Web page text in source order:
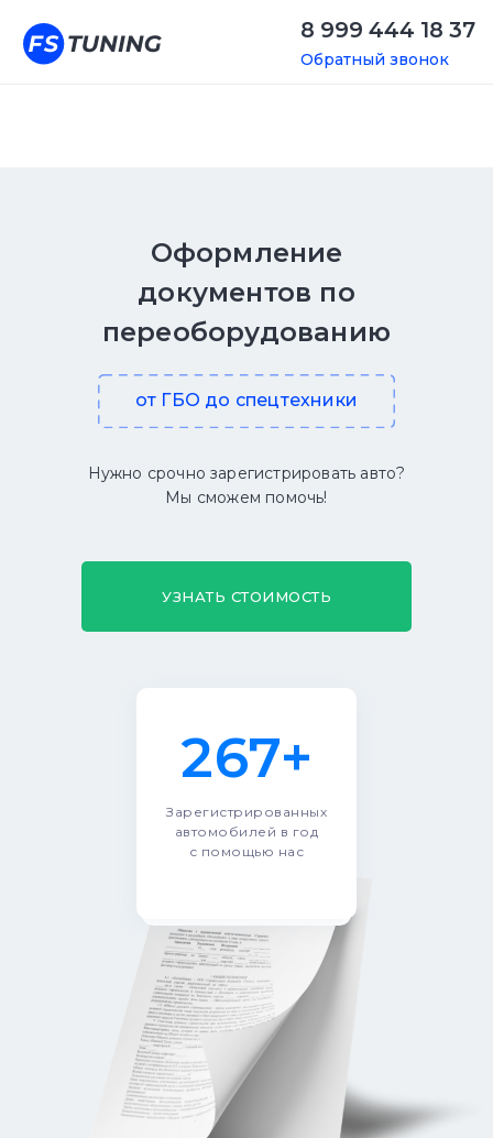
8 999 444 18 37
Обратный звонок
от ГБО до спецтехники
Зарегистрированных
автомобилей в год
с помощью нас
267+
УЗНАТЬ СТОИМОСТЬ
Нужно срочно зарегистрировать авто?
Мы сможем помочь!
Оформление
документов по
переоборудованию